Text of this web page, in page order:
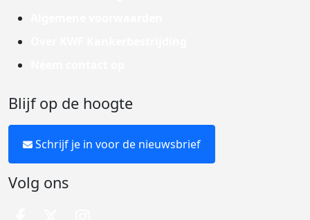
Blijf op de hoogte
Schrijf je in voor de nieuwsbrief
Volg ons